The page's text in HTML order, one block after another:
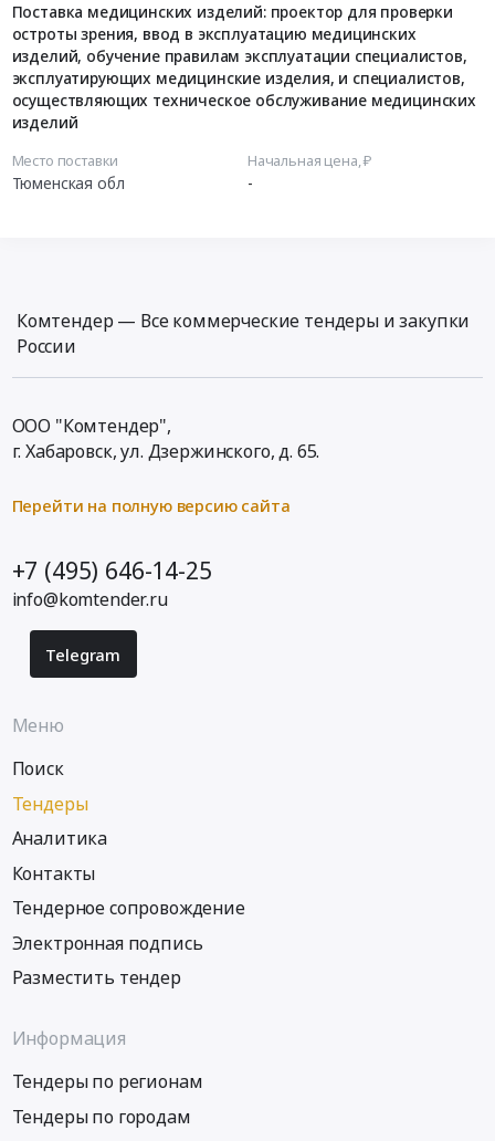
Поставка медицинских изделий: проектор для проверки
остроты зрения, ввод в эксплуатацию медицинских
изделий, обучение правилам эксплуатации специалистов,
эксплуатирующих медицинские изделия, и специалистов,
осуществляющих техническое обслуживание медицинских
изделий
Место поставки
Тюменская обл
Начальная цена, ₽
-
Комтендер — Все коммерческие тендеры и закупки
России
ООО "Комтендер",
г. Хабаровск,ул. Дзержинского, д. 65.
Перейти на полную версию сайта
+7 (495) 646-14-25
info@komtender.ru
Telegram
Меню
Поиск
Тендеры
Аналитика
Контакты
Тендерное сопровождение
Электронная подпись
Разместить тендер
Информация
Тендеры по регионам
Тендеры по городам